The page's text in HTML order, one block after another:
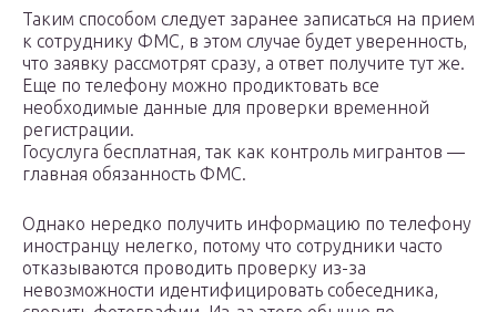
Таким способом следует заранее записаться на прием
к сотруднику ФМС, в этом случае будет уверенность,
что заявку рассмотрят сразу, а ответ получите тут же.
Еще по телефону можно продиктовать все
необходимые данные для проверки временной
регистрации.
Госуслуга бесплатная, так как контроль мигрантов —
главная обязанность ФМС.
Однако нередко получить информацию по телефону
иностранцу нелегко, потому что сотрудники часто
отказываются проводить проверку из-за
невозможности идентифицировать собеседника,